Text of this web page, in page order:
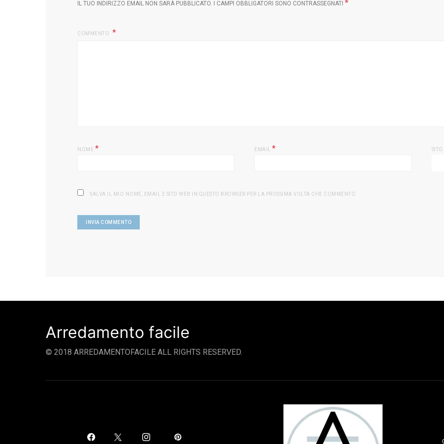
IL TUO INDIRIZZO EMAIL NON SARÀ PUBBLICATO. I CAMPI OBBLIGATORI SONO CONTRASSEGNATI *
COMMENTO
NOME * EMAIL *
SALVA IL MIO NOME, EMAIL E SITO WEB IN QUESTO BROWSER PER LA PROSSIMA VOLTA CHE COMMENTO.
Arredamento facile
© 2018 ARREDAMENTOFACILE ALL RIGHTS RESERVED.